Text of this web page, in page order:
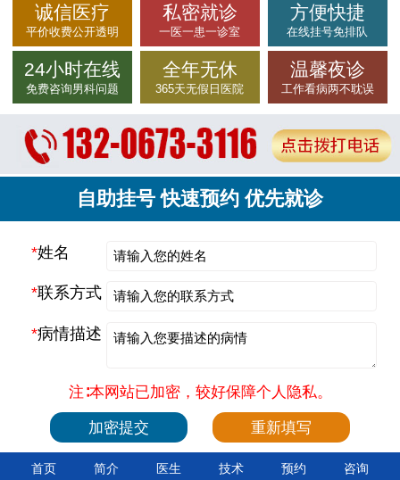
诚信医疗
平价收费公开透明
私密就诊
一医一患一诊室
方便快捷
在线挂号免排队
24小时在线
免费咨询男科问题
全年无休
365天无假日医院
温馨夜诊
工作看病两不耽误
自助挂号 快速预约 优先就诊
*姓名
*联系方式
*病情描述
注∶本网站已加密，较好保障个人隐私。
首页 简介 医生 技术 预约 咨询